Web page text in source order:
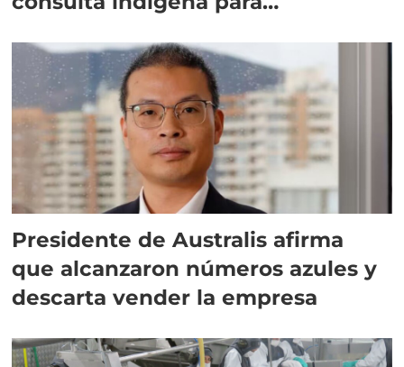
Presidente de Australis afirma
que alcanzaron números azules y
descarta vender la empresa